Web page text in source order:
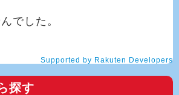
でした。
Supported by Rakuten Developers
探す